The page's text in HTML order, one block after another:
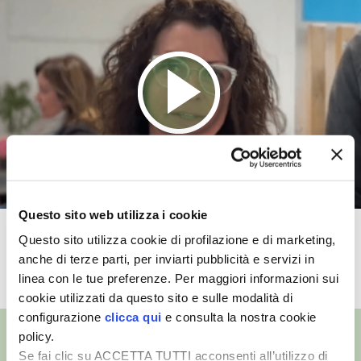
Questo sito web utilizza i cookie
Questo sito utilizza cookie di profilazione e di marketing,
anche di terze parti, per inviarti pubblicità e servizi in
linea con le tue preferenze. Per maggiori informazioni sui
cookie utilizzati da questo sito e sulle modalità di
configurazione clicca qui e consulta la nostra cookie
policy.
Se fai clic su ACCETTA TUTTI acconsenti all’utilizzo di
VIGNETO BIO
PENSA ALTERNATIVO
GARDENA
CRESCERE INSIEME
ARCHMAN
VITA IN CAMPAGNA LA FIERA
NATURALMENTE
Waterworks
TUTTI I VIDEO